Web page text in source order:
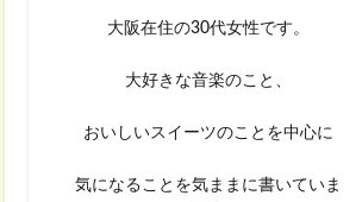
大阪在住の30代女性です。
大好きな音楽のこと、
おいしいスイーツのことを中心に
気になることを気ままに書いていま